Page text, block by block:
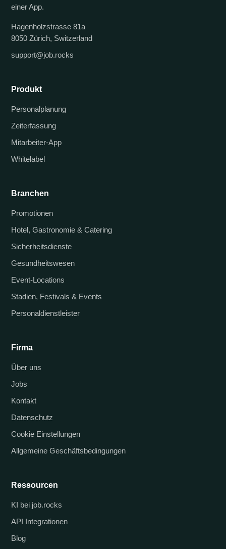
einer App.
Hagenholzstrasse 81a
8050 Zürich, Switzerland
support@job.rocks
Produkt
Personalplanung
Zeiterfassung
Mitarbeiter-App
Whitelabel
Branchen
Promotionen
Hotel, Gastronomie & Catering
Sicherheitsdienste
Gesundheitswesen
Event-Locations
Stadien, Festivals & Events
Personaldienstleister
Firma
Über uns
Jobs
Kontakt
Datenschutz
Cookie Einstellungen
Allgemeine Geschäftsbedingungen
Ressourcen
KI bei job.rocks
API Integrationen
Blog